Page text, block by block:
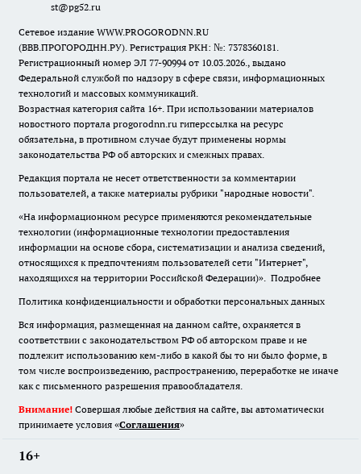
st@pg52.ru
Сетевое издание WWW.PROGORODNN.RU
(ВВВ.ПРОГОРОДНН.РУ). Регистрация РКН: №: 7378360181.
Регистрационный номер ЭЛ 77-90994 от 10.03.2026., выдано
Федеральной службой по надзору в сфере связи, информационных
технологий и массовых коммуникаций.
Возрастная категория сайта 16+. При использовании материалов
новостного портала progorodnn.ru гиперссылка на ресурс
обязательна, в противном случае будут применены нормы
законодательства РФ об авторских и смежных правах.
Редакция портала не несет ответственности за комментарии
пользователей, а также материалы рубрики "народные новости".
«На информационном ресурсе применяются рекомендательные
технологии (информационные технологии предоставления
информации на основе сбора, систематизации и анализа сведений,
относящихся к предпочтениям пользователей сети "Интернет",
находящихся на территории Российской Федерации)». Подробнее
Политика конфиденциальности и обработки персональных данных
Вся информация, размещенная на данном сайте, охраняется в
соответствии с законодательством РФ об авторском праве и не
подлежит использованию кем-либо в какой бы то ни было форме, в
том числе воспроизведению, распространению, переработке не иначе
как с письменного разрешения правообладателя.
Внимание! Совершая любые действия на сайте, вы автоматически
принимаете условия «Cоглашения»
16+